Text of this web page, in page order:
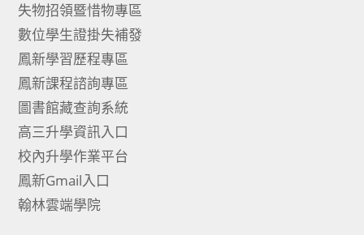
失物招領暨惜物專區
數位學生證掛失補發
鳳新學習歷程專區
鳳新課程諮詢專區
圖書館藏查詢系統
高三升學資訊入口
校內升學作業平台
鳳新Gmail入口
翰林雲端學院